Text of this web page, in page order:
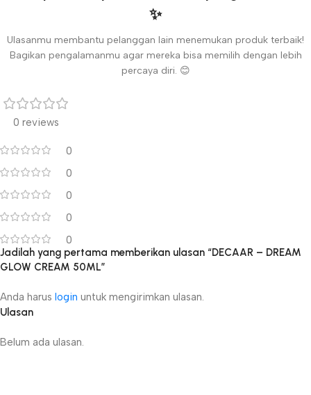
✨
Ulasanmu membantu pelanggan lain menemukan produk terbaik!
Bagikan pengalamanmu agar mereka bisa memilih dengan lebih
percaya diri. 😊
0 reviews
0
0
0
0
0
Ulasan
Belum ada ulasan.
Jadilah yang pertama memberikan ulasan “DECAAR – DREAM
GLOW CREAM 50ML”
Anda harus login untuk mengirimkan ulasan.